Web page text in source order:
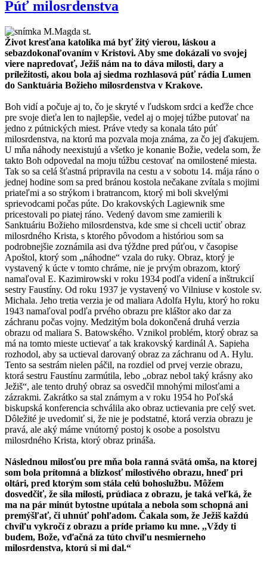
Púť milosrdenstva
Život kresťana katolíka má byť žitý vierou, láskou a
sebazdokonaľovaním v Kristovi. Aby sme dokázali vo svojej
viere napredovať, Ježiš nám na to dáva milosti, dary a
príležitosti, akou bola aj siedma rozhlasová púť rádia Lumen
do Sanktuária Božieho milosrdenstva v Krakove.
Boh vidí a počuje aj to, čo je skryté v ľudskom srdci a keďže chce
pre svoje dieťa len to najlepšie, vedel aj o mojej túžbe putovať na
jedno z pútnických miest. Práve vtedy sa konala táto púť
milosrdenstva, na ktorú ma pozvala moja známa, za čo jej ďakujem.
U mňa náhody neexistujú a všetko je konanie Božie, vedela som, že
takto Boh odpovedal na moju túžbu cestovať na omilostené miesta.
Tak so sa celá šťastná pripravila na cestu a v sobotu 14. mája ráno o
jednej hodine som sa pred bránou kostola nečakane zvítala s mojimi
priateľmi a so strýkom i bratrancom, ktorý mi boli skvelými
sprievodcami počas púte. Do krakovských Lagiewnik sme
pricestovali po piatej ráno. Vedený davom sme zamierili k
Sanktuáriu Božieho milosrdenstva, kde sme si chceli uctiť obraz
milosrdného Krista, s ktorého pôvodom a históriou som sa
podrobnejšie zoznámila asi dva týždne pred púťou, v časopise
Apoštol, ktorý som „náhodne“ vzala do ruky. Obraz, ktorý je
vystavený k úcte v tomto chráme, nie je prvým obrazom, ktorý
namaľoval E. Kazimirowski v roku 1934 podľa videní a inštrukcií
sestry Faustíny. Od roku 1937 je vystavený vo Vilniuse v kostole sv.
Michala. Jeho tretia verzia je od maliara Adolfa Hylu, ktorý ho roku
1943 namaľoval podľa prvého obrazu pre kláštor ako dar za
záchranu počas vojny. Medzitým bola dokončená druhá verzia
obrazu od maliara S. Batowského. Vznikol problém, ktorý obraz sa
má na tomto mieste uctievať a tak krakovský kardinál A. Sapieha
rozhodol, aby sa uctieval darovaný obraz za záchranu od A. Hylu.
Tento sa sestrám nielen páčil, na rozdiel od prvej verzie obrazu,
ktorá sestru Faustínu zarmútila, lebo „obraz nebol taký krásny ako
Ježiš“, ale tento druhý obraz sa osvedčil mnohými milosťami a
zázrakmi. Zakrátko sa stal známym a v roku 1954 ho Poľská
biskupská konferencia schválila ako obraz uctievania pre celý svet.
Dôležité je uvedomiť si, že nie je podstatné, ktorá verzia obrazu je
pravá, ale aký máme vnútorný postoj k osobe a posolstvu
milosrdného Krista, ktorý obraz prináša.
Následnou milosťou pre mňa bola ranná svätá omša, na ktorej
som bola prítomná a blízkosť milostivého obrazu, hneď pri
oltári, pred ktorým som stála celú bohoslužbu. Môžem
dosvedčiť, že sila milosti, prúdiaca z obrazu, je taká veľká, že
ma na pár minút bytostne upútala a nebola som schopná ani
premýšľať, či uhnúť pohľadom. Čakala som, že Ježiš každú
chvíľu vykročí z obrazu a príde priamo ku mne. ,,Vždy ti
budem, Bože, vďačná za túto chvíľu nesmierneho
milosrdenstva, ktorú si mi dal.“